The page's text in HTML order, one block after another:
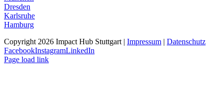
Dresden
Karlsruhe
Hamburg
Copyright 2026 Impact Hub Stuttgart | Impressum | Datenschutz
FacebookInstagramLinkedIn
Page load link